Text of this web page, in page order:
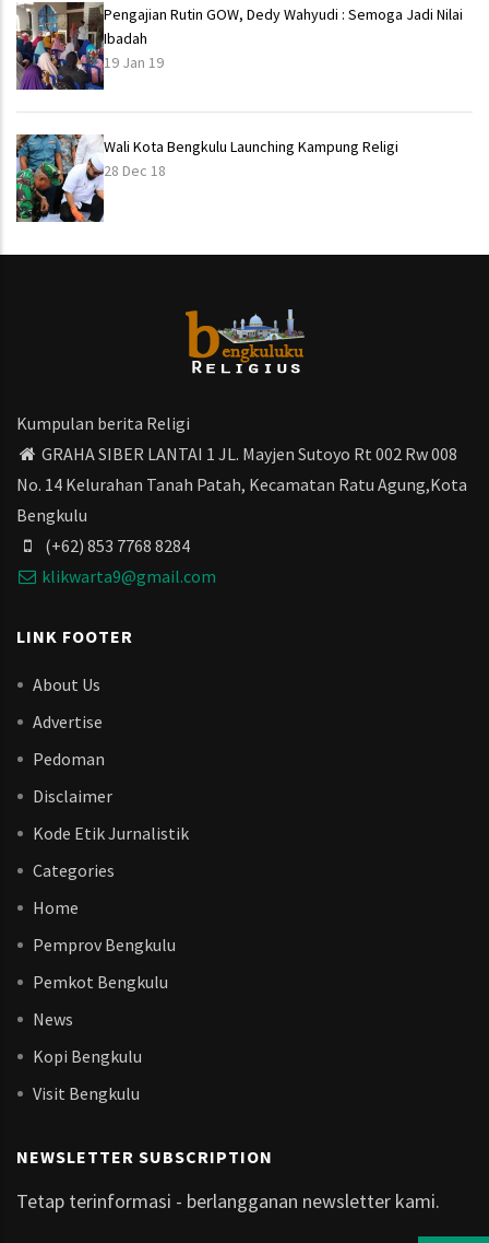
Pengajian Rutin GOW, Dedy Wahyudi : Semoga Jadi Nilai
Ibadah
19 Jan 19
Wali Kota Bengkulu Launching Kampung Religi
28 Dec 18
Kumpulan berita Religi
GRAHA SIBER LANTAI 1 JL. Mayjen Sutoyo Rt 002 Rw 008
No. 14 Kelurahan Tanah Patah, Kecamatan Ratu Agung,Kota
Bengkulu
(+62) 853 7768 8284
klikwarta9@gmail.com
LINK FOOTER
About Us
Advertise
Pedoman
Disclaimer
Kode Etik Jurnalistik
Categories
Home
Pemprov Bengkulu
Pemkot Bengkulu
News
Kopi Bengkulu
Visit Bengkulu
NEWSLETTER SUBSCRIPTION
Tetap terinformasi - berlangganan newsletter kami.